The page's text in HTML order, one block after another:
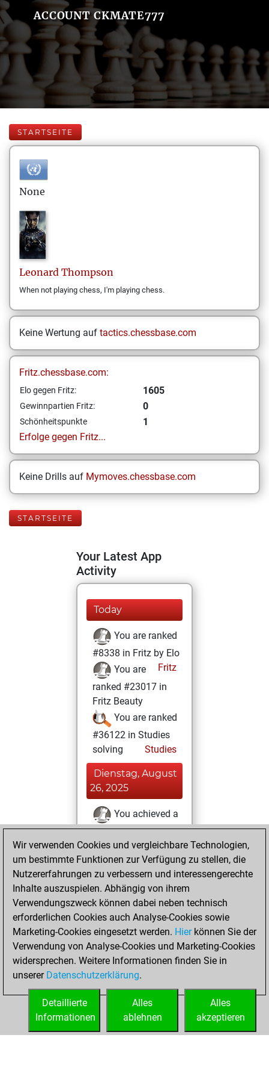
ACCOUNT CKMATE777
STARTSEITE
None
Leonard Thompson
When not playing chess, I'm playing chess.
Keine Wertung auf tactics.chessbase.com
Fritz.chessbase.com:
Elo gegen Fritz: 1605
Gewinnpartien Fritz: 0
Schönheitspunkte
1
Erfolge gegen Fritz...
Keine Drills auf Mymoves.chessbase.com
STARTSEITE
Your Latest App
Activity
Today
You are ranked
#8338 in Fritz by Elo
Fritz
You are
ranked #23017 in
Fritz Beauty
You are ranked
#36122 in Studies
solving
Studies
Dienstag, August
26, 2025
You achieved a
BeautyScore of 1
Fritz
You
achieved a new Elo
of 1605
You created
your Fritz account
Mittwoch, Mai 28,
2025
You created
your Studies account
Studies
Wir verwenden Cookies und vergleichbare Technologien,
um bestimmte Funktionen zur Verfügung zu stellen, die
Nutzererfahrungen zu verbessern und interessengerechte
Inhalte auszuspielen. Abhängig von ihrem
Verwendungszweck können dabei neben technisch
erforderlichen Cookies auch Analyse-Cookies sowie
Marketing-Cookies eingesetzt werden. Hierkönnen Sie der
Verwendung von Analyse-Cookies und Marketing-Cookies
widersprechen. Weitere Informationen finden Sie in
unserer Datenschutzerklärung.
Alles
akzeptieren
Alles
ablehnen
Detaillierte
Informationen